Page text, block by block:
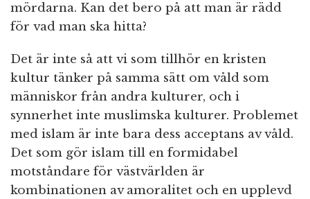
mördarna. Kan det bero på att man är rädd
för vad man ska hitta?
Det är inte så att vi som tillhör en kristen
kultur tänker på samma sätt om våld som
människor från andra kulturer, och i
synnerhet inte muslimska kulturer. Problemet
med islam är inte bara dess acceptans av våld.
Det som gör islam till en formidabel
motståndare för västvärlden är
kombinationen av amoralitet och en upplevd